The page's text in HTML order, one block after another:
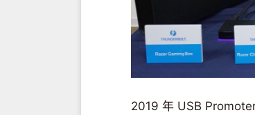
2019 年 USB